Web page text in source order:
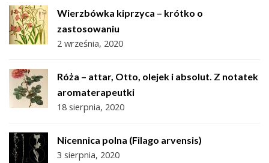
Wierzbówka kiprzyca – krótko o
zastosowaniu
2 września, 2020
Róża – attar, Otto, olejek i absolut. Z notatek
aromaterapeutki
18 sierpnia, 2020
Nicennica polna (Filago arvensis)
3 sierpnia, 2020